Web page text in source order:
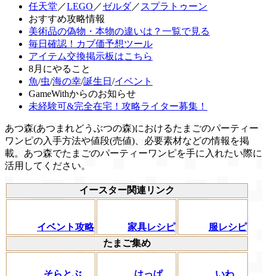
任天堂 ／LEGO ／ゼルダ／ スプラトゥーン
おすすめ攻略情報
美術品の偽物・本物の違いは？一覧で見る
毎日確認！カブ価予想ツール
アイテム交換掲示板はこちら
8月にやること
魚/虫/海の幸/誕生日 /イベント
GameWithからのお知らせ
未経験可&完全在宅！攻略ライター募集！
あつ森(あつまれどうぶつの森)におけるたまごのパーティー
ワンピの入手方法や値段(売値)、必要素材などの情報を掲
載。あつ森でたまごのパーティーワンピを手に入れたい際に
活用してください。
イースター関連リンク
イベント攻略 家具レシピ
服レシピ
たまご集め
そらとぶ はっぱ いわ